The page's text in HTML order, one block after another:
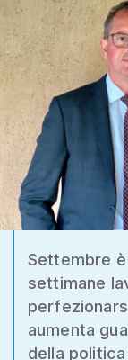
Settembre è
settimane
aumenta
della